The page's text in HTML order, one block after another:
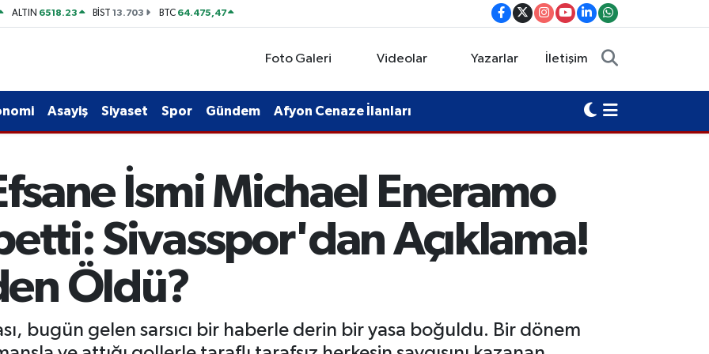
ALTIN 6518.23 BİST13.703 BTC 64.475,47
Foto Galeri Videolar Yazarlar İletişim
Asayiş Siyaset Spor Gündem Afyon Cenaze İlanları
İsmi Michael Eneramo
Sivasspor'dan Açıklama!
Öldü?
bugün gelen sarsıcı bir haberle derin bir yasa boğuldu. Bir dönem